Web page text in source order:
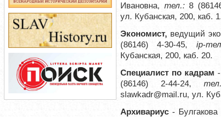
Ивановна, тел.: 8
ул. Кубанская, 200, каб.
Экономист, ведущий
(86146) 4-30-45, ip-тел
Кубанская, 200, каб. 20.
Специалист по кадрам
(86146) 2-44-24,
slawkadr@mail.ru, ул.
Архивариус - Булгакова